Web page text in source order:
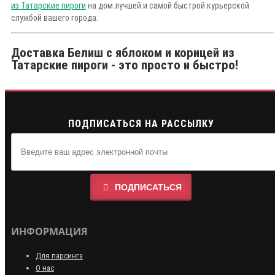
из Татарские пироги на дом лучшей и самой быстрой курьерской
службой вашего города.
Доставка Белиш с яблоком и корицей из
Татарские пироги - это просто и быстро!
ПОДПИСАТЬСЯ НА РАССЫЛКУ
ПОДПИСАТЬСЯ
ИНФОРМАЦИЯ
Для парсинга
О нас